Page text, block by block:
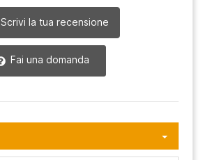
Scrivi la tua recensione
Fai una domanda